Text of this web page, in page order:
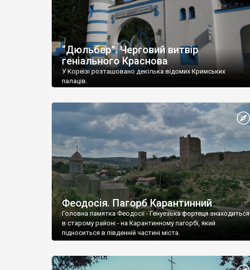
“Дюльбер”. Черговий витвір
геніального Краснова
У Кореїзі розташовано декілька відомих Кримських
палаців.
Феодосія. Пагорб Карантинний
Головна памятка Феодосії - Генуезька фортеця знаходиться
в старому районі - на Карантинному пагорбі, який
підноситься в південній частині міста.